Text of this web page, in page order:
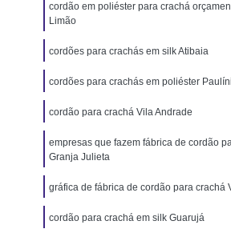
Personalizada Rio de Janeiro
para Crachá Minas Gerais
Personalizada Rio de Janeiro
Rio Grande do Sul
Trava de Segurança Rio Grande do Sul
Crachá Santa Catarina
para Crachá Rio Grande do Sul
cordão em poliéster para crachá
Limão
cordões para crachás em silk Atibaia
cordões para crachás em poliéster
cordão para crachá Vila Andrade
empresas que fazem fábrica de cordão
Granja Julieta
gráfica de fábrica de cordão para crachá
cordão para crachá em silk Guarujá